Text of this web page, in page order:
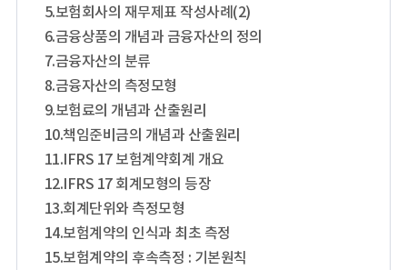
5.보험회사의 재무제표 작성사례(2)
6.금융상품의 개념과 금융자산의 정의
7.금융자산의 분류
8.금융자산의 측정모형
9.보험료의 개념과 산출원리
10.책임준비금의 개념과 산출원리
11.IFRS 17 보험계약회계 개요
12.IFRS 17 회계모형의 등장
13.회계단위와 측정모형
14.보험계약의 인식과 최초 측정
15.보험계약의 후속측정 : 기본원칙